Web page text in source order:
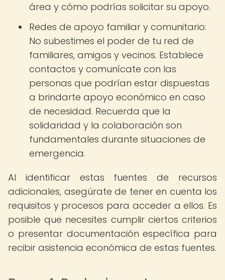
área y cómo podrías solicitar su apoyo.
Redes de apoyo familiar y comunitario:
No subestimes el poder de tu red de
familiares, amigos y vecinos. Establece
contactos y comunícate con las
personas que podrían estar dispuestas
a brindarte apoyo económico en caso
de necesidad. Recuerda que la
solidaridad y la colaboración son
fundamentales durante situaciones de
emergencia.
Al identificar estas fuentes de recursos
adicionales, asegúrate de tener en cuenta los
requisitos y procesos para acceder a ellos. Es
posible que necesites cumplir ciertos criterios
o presentar documentación específica para
recibir asistencia económica de estas fuentes.